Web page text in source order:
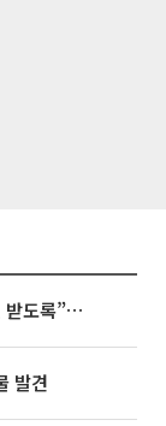
김정관 장관 “반도체 성과급, 주총 승인 받도록”…상법·자본시장법 개정 시사
발견